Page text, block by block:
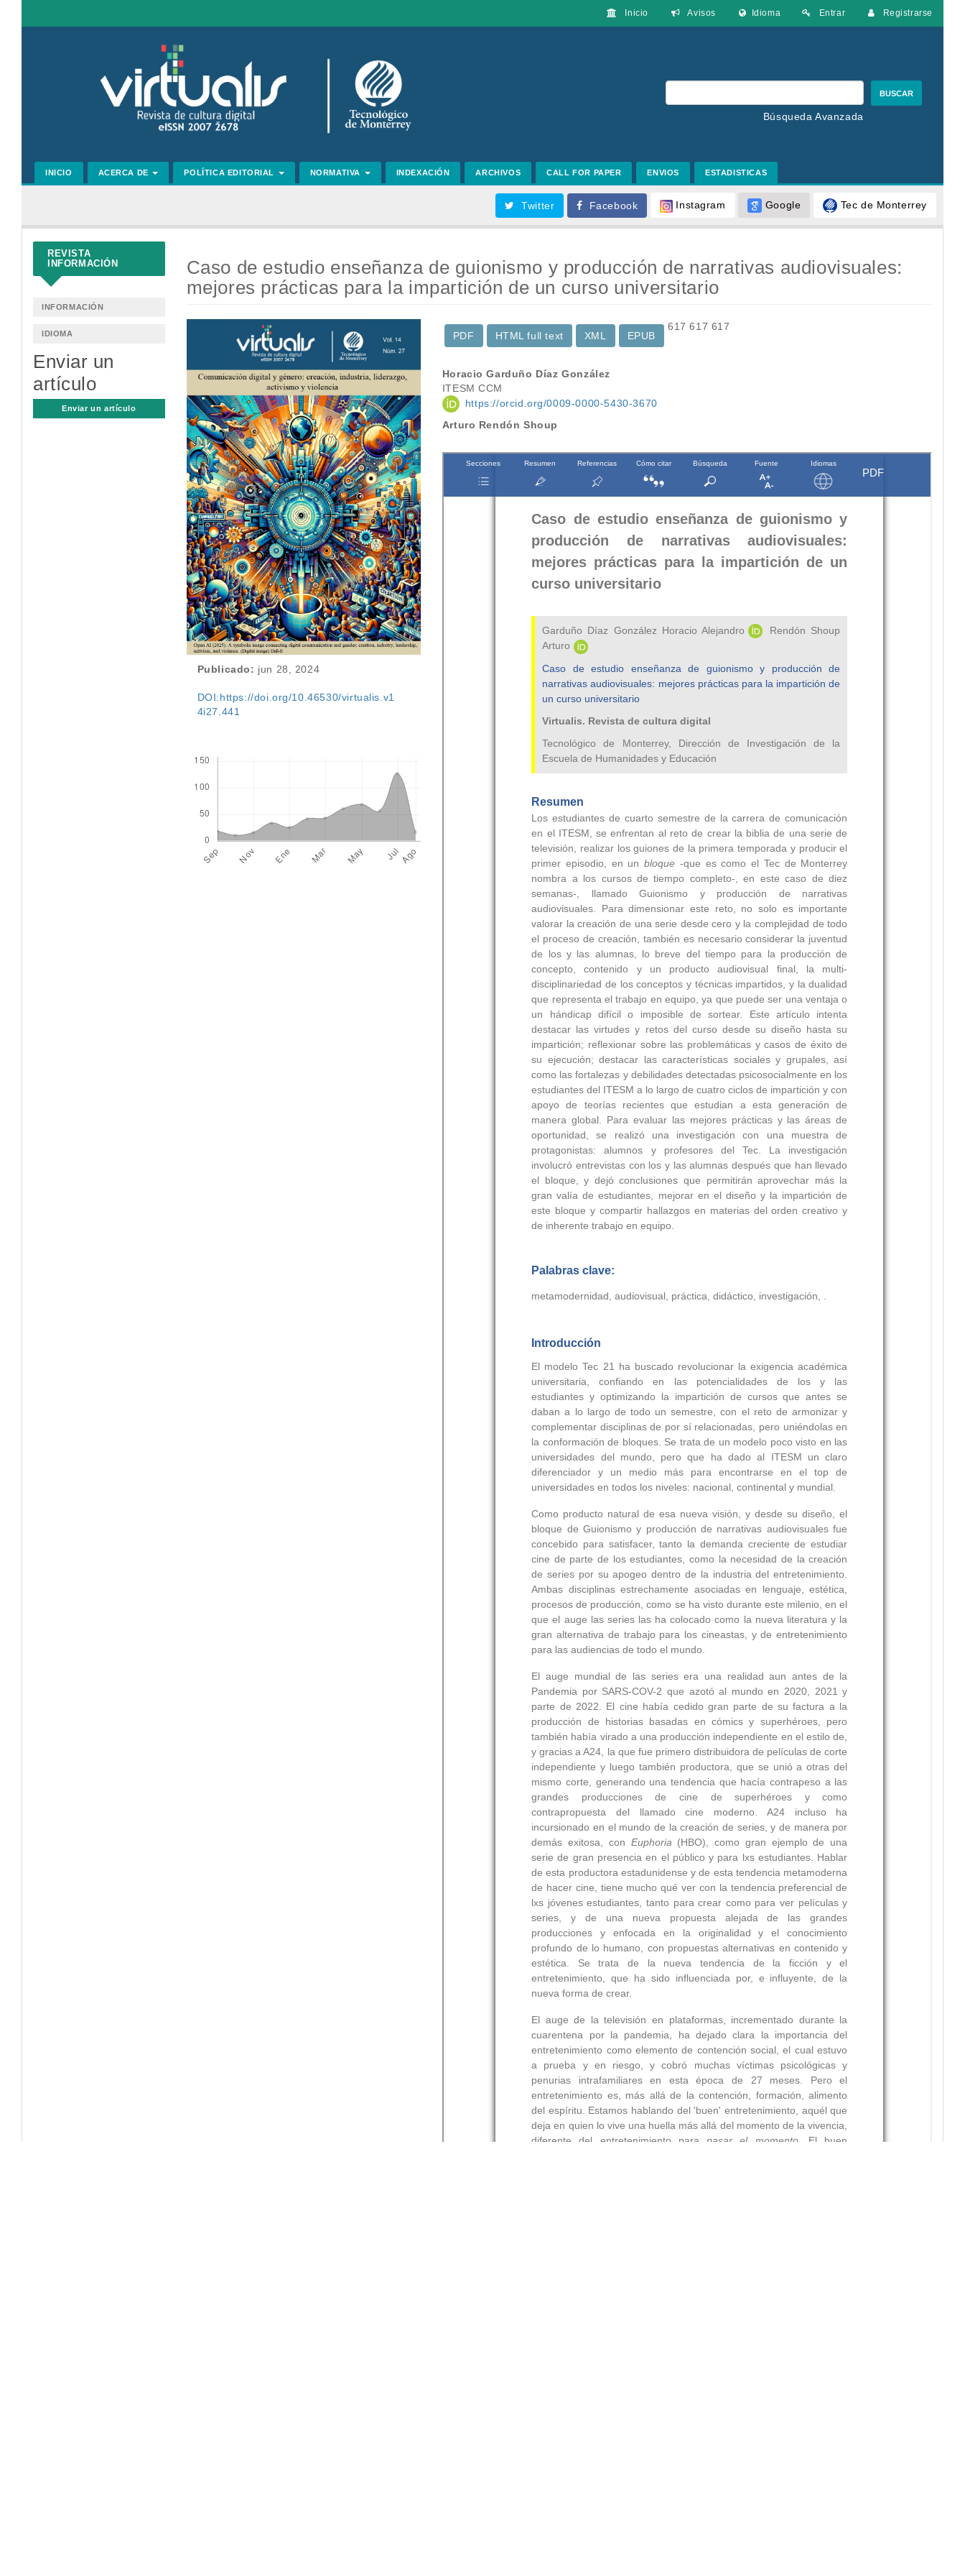
Entrar Registrarse
Inicio Avisos Idioma
BUSCAR
Búsqueda Avanzada
INICIO ACERCA DE POLÍTICA EDITORIAL NORMATIVA INDEXACIÓN ARCHIVOS CALL FOR PAPER ENVIOS ESTADISTICAS
Twitter Facebook Instagram Google Tec de Monterrey
REVISTA
INFORMACIÓN
INFORMACIÓN
IDIOMA
Enviar un
artículo
Enviar un artículo
Caso de estudio enseñanza de guionismo y producción de narrativas audiovisuales:
mejores prácticas para la impartición de un curso universitario
lateral
del
artículo
Publicado: jun 28, 2024
DOI:https://doi.org/10.46530/virtualis.v1
4i27.441
617
PDF
617
HTML full text
XML
617
EPUB
Contenido
principal
del
artículo
Horacio Garduño Díaz González
ITESM CCM
https://orcid.org/0009-0000-5430-3670
Arturo Rendón Shoup